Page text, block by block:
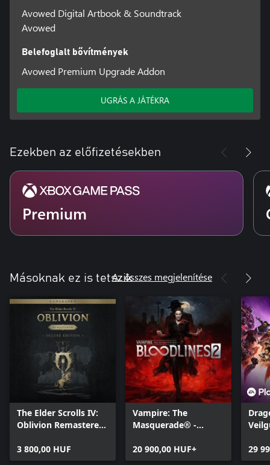
Avowed Digital Artbook & Soundtrack
Avowed
Belefoglalt bővítmények
Avowed Premium Upgrade Addon
UGRÁS A JÁTÉKRA
Ezekben az előfizetésekben
Premium
Másoknak ez is tetszikAz összes megjelenítése
The Elder Scrolls IV:
Oblivion Remastered
Upgrade
3 800,00 HUF
Vampire: The
Masquerade® -
20 900,00 HUF+
29